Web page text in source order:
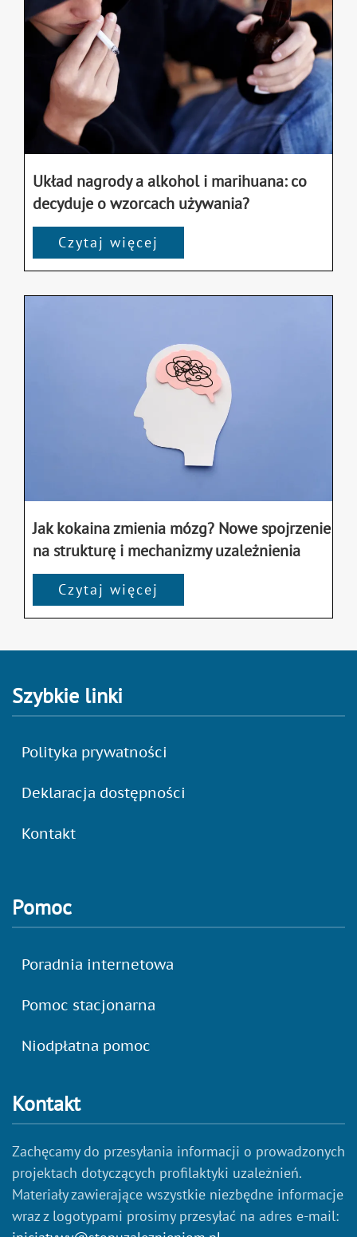
Układ nagrody a alkohol i marihuana: co
decyduje o wzorcach używania?
Czytaj więcej
Jak kokaina zmienia mózg? Nowe spojrzenie
na strukturę i mechanizmy uzależnienia
Czytaj więcej
Szybkie linki
Polityka prywatności
Deklaracja dostępności
Kontakt
Pomoc
Poradnia internetowa
Pomoc stacjonarna
Niodpłatna pomoc
Kontakt
Zachęcamy do przesyłania informacji o prowadzonych
projektach dotyczących profilaktyki uzależnień.
Materiały zawierające wszystkie niezbędne informacje
wraz z logotypami prosimy przesyłać na adres e-mail: